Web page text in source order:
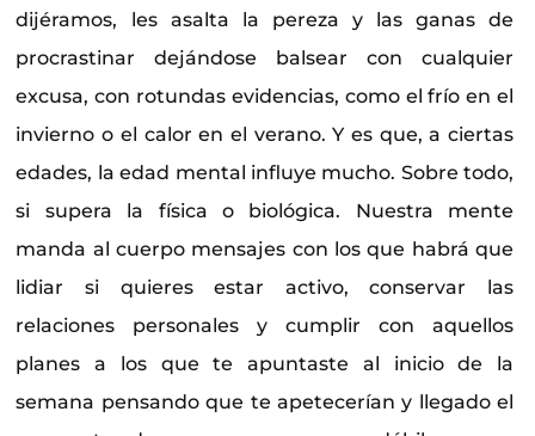
dijéramos, les asalta la pereza y las ganas de
procrastinar dejándose balsear con cualquier
excusa, con rotundas evidencias, como el frío en el
invierno o el calor en el verano. Y es que, a ciertas
edades, la edad mental influye mucho. Sobre todo,
si supera la física o biológica. Nuestra mente
manda al cuerpo mensajes con los que habrá que
lidiar si quieres estar activo, conservar las
relaciones personales y cumplir con aquellos
planes a los que te apuntaste al inicio de la
semana pensando que te apetecerían y llegado el